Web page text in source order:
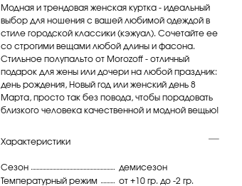
Модная и трендовая женская куртка - идеальный
выбор для ношения с вашей любимой одеждой в
стиле городской классики (кэжуал). Сочетайте ее
со строгими вещами любой длины и фасона.
Стильное полупальто от Morozoff - отличный
подарок для жены или дочери на любой праздник:
день рождения, Новый год или женский день 8
Марта, просто так без повода, чтобы порадовать
близкого человека качественной и модной вещью!
Характеристики
Сезон
демисезон
Температурный режим
от +10 гр. до -2 гр.